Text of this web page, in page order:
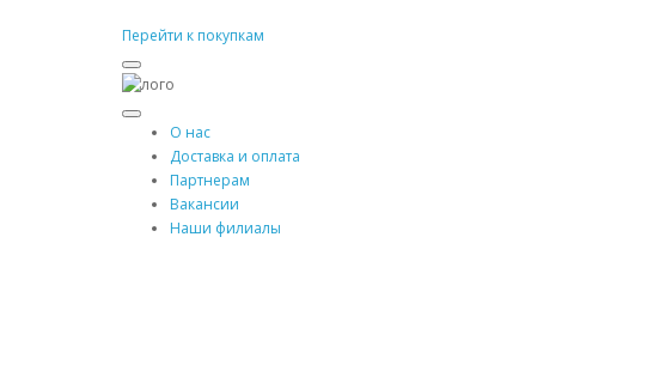
Перейти к покупкам
О нас
Доставка и оплата
Партнерам
Вакансии
Наши филиалы